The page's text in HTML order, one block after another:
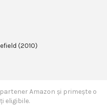
(2010)
Amazon și primește o
eligibile.